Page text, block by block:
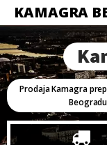
KAMAGRA
Prodaja Kamagra